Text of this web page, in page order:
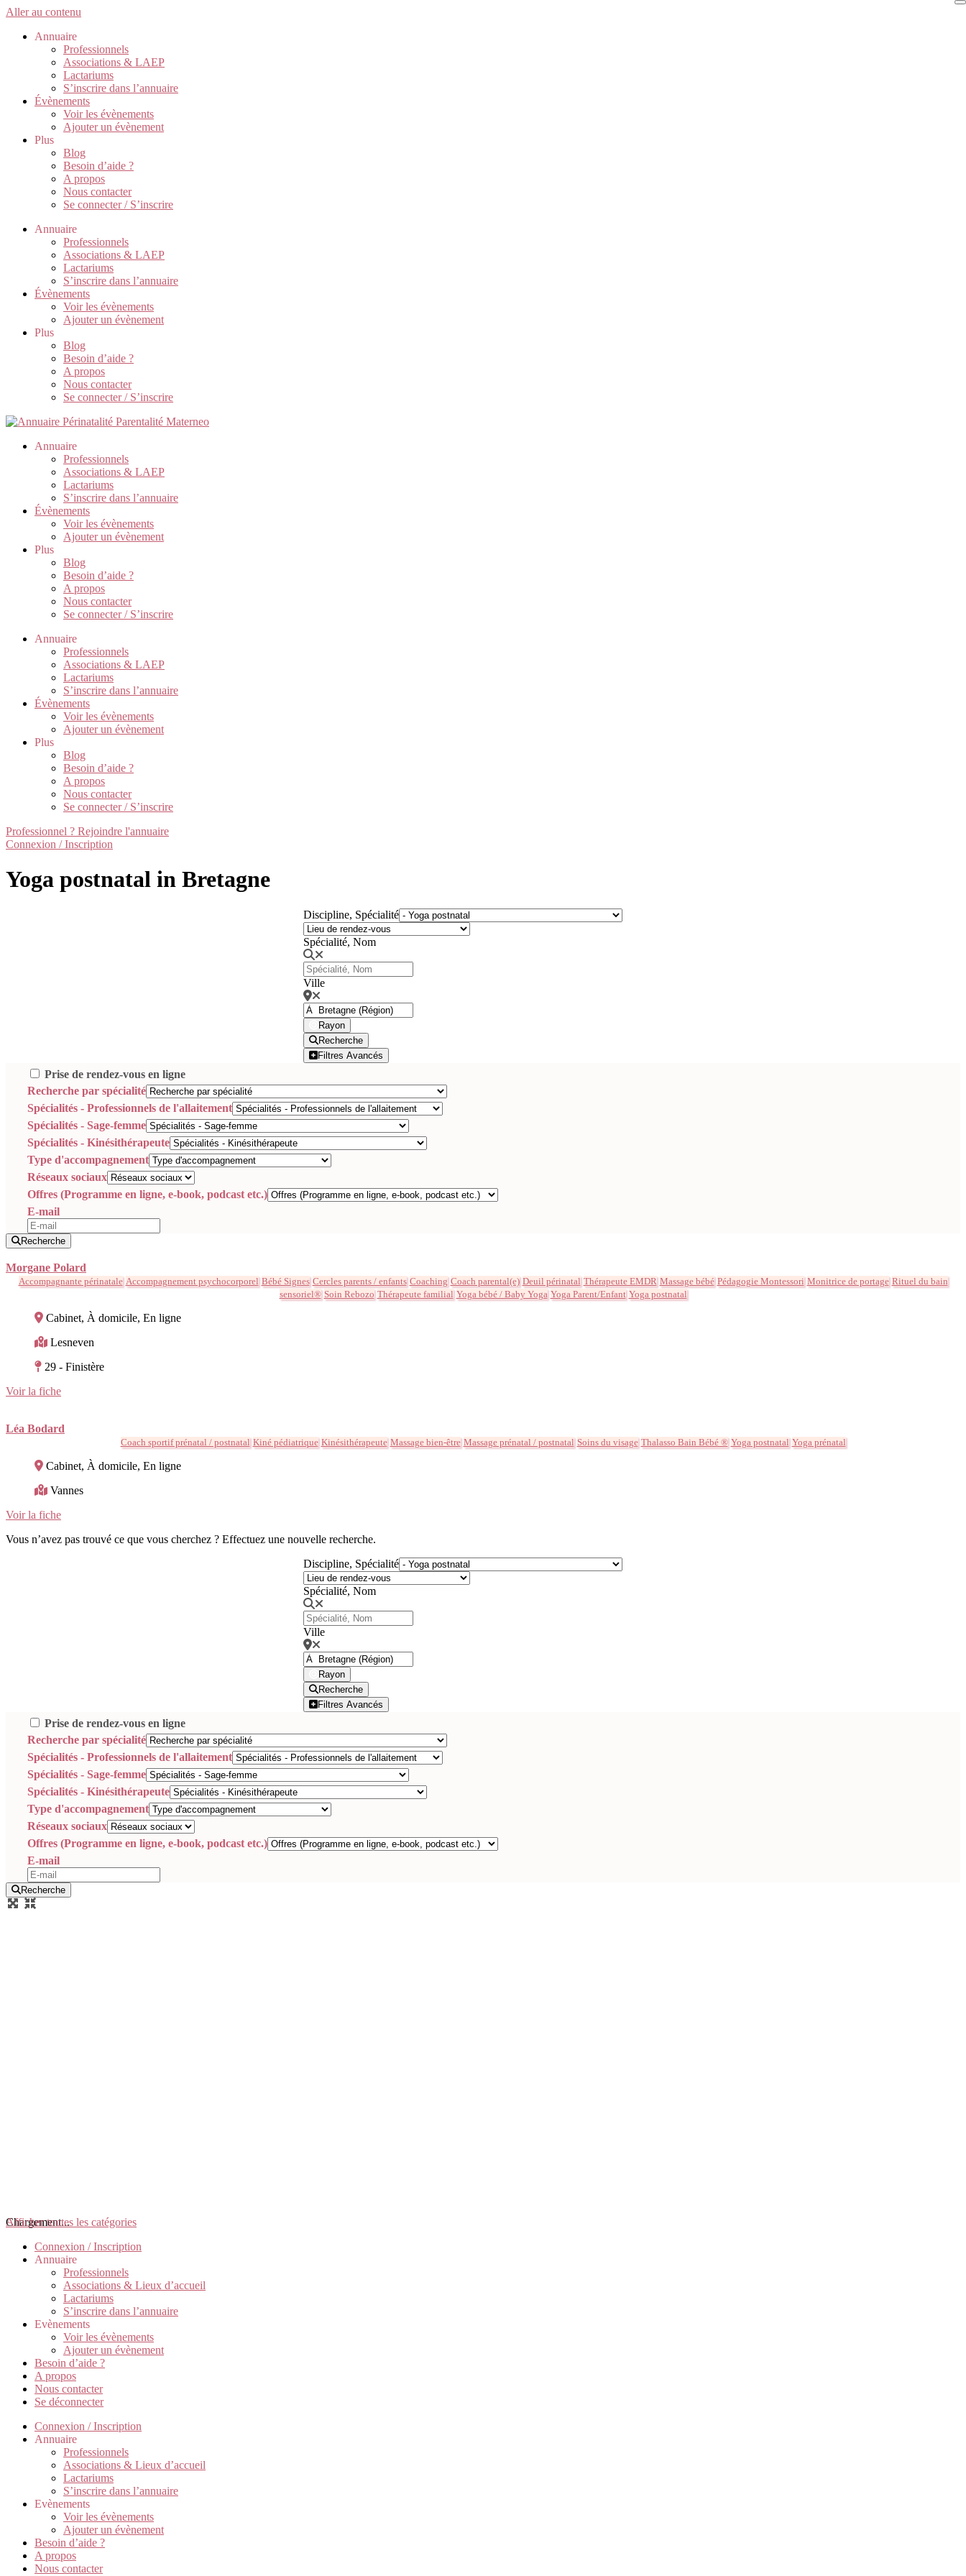
Aller au contenu
Annuaire
Professionnels
Associations & LAEP
Lactariums
S’inscrire dans l’annuaire
Évènements
Voir les évènements
Ajouter un évènement
Plus
Blog
Besoin d’aide ?
A propos
Nous contacter
Se connecter / S’inscrire
Annuaire
Professionnels
Associations & LAEP
Lactariums
S’inscrire dans l’annuaire
Évènements
Voir les évènements
Ajouter un évènement
Plus
Blog
Besoin d’aide ?
A propos
Nous contacter
Se connecter / S’inscrire
Annuaire
Professionnels
Associations & LAEP
Lactariums
S’inscrire dans l’annuaire
Évènements
Voir les évènements
Ajouter un évènement
Plus
Blog
Besoin d’aide ?
A propos
Nous contacter
Se connecter / S’inscrire
Annuaire
Professionnels
Associations & LAEP
Lactariums
S’inscrire dans l’annuaire
Évènements
Voir les évènements
Ajouter un évènement
Plus
Blog
Besoin d’aide ?
A propos
Nous contacter
Se connecter / S’inscrire
Professionnel ? Rejoindre l'annuaire
Connexion / Inscription
Yoga postnatal in Bretagne
Discipline, Spécialité
Spécialité, Nom
Ville
Rayon
Recherche
Filtres Avancés
Prise de rendez-vous en ligne
Recherche par spécialité
Spécialités - Professionnels de l'allaitement
Spécialités - Sage-femme
Spécialités - Kinésithérapeute
Type d'accompagnement
Réseaux sociaux
Offres (Programme en ligne, e-book, podcast etc.)
E-mail
Recherche
Morgane Polard
Accompagnante périnatale Accompagnement psychocorporel Bébé Signes Cercles parents / enfants Coaching Coach parental(e) Deuil périnatal Thérapeute EMDR Massage bébé Pédagogie Montessori Monitrice de portage Rituel du bain
sensoriel® Soin Rebozo Thérapeute familial Yoga bébé / Baby Yoga Yoga Parent/Enfant Yoga postnatal
Cabinet, À domicile, En ligne
Lesneven
29 - Finistère
Voir la fiche
Léa Bodard
Coach sportif prénatal / postnatal Kiné pédiatrique Kinésithérapeute Massage bien-être Massage prénatal / postnatal Soins du visage Thalasso Bain Bébé ® Yoga postnatal Yoga prénatal
Cabinet, À domicile, En ligne
Vannes
Voir la fiche
Vous n’avez pas trouvé ce que vous cherchez ? Effectuez une nouvelle recherche.
Discipline, Spécialité
Spécialité, Nom
Ville
Rayon
Recherche
Filtres Avancés
Prise de rendez-vous en ligne
Recherche par spécialité
Spécialités - Professionnels de l'allaitement
Spécialités - Sage-femme
Spécialités - Kinésithérapeute
Type d'accompagnement
Réseaux sociaux
Offres (Programme en ligne, e-book, podcast etc.)
E-mail
Recherche
Chargement...
Afficher toutes les catégories
Connexion / Inscription
Annuaire
Professionnels
Associations & Lieux d’accueil
Lactariums
S’inscrire dans l’annuaire
Evènements
Voir les évènements
Ajouter un évènement
Besoin d’aide ?
A propos
Nous contacter
Se déconnecter
Connexion / Inscription
Annuaire
Professionnels
Associations & Lieux d’accueil
Lactariums
S’inscrire dans l’annuaire
Evènements
Voir les évènements
Ajouter un évènement
Besoin d’aide ?
A propos
Nous contacter